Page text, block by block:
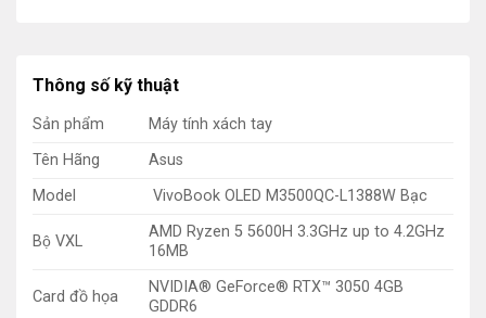
Thông số kỹ thuật
Sản phẩm
Máy tính xách tay
Tên Hãng
Asus
Model
VivoBook OLED M3500QC-L1388W Bạc
Bộ VXL
AMD Ryzen 5 5600H 3.3GHz up to 4.2GHz
16MB
Card đồ họa
NVIDIA® GeForce® RTX™ 3050 4GB
GDDR6